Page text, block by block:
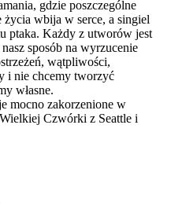
gdzie poszczególne
wbija w serce, a singiel
ptaka. Każdy z utworów jest
sposób na wyrzucenie
wątpliwości,
i nie chcemy tworzyć
własne.
mocno zakorzenione w
Czwórki z Seattle i